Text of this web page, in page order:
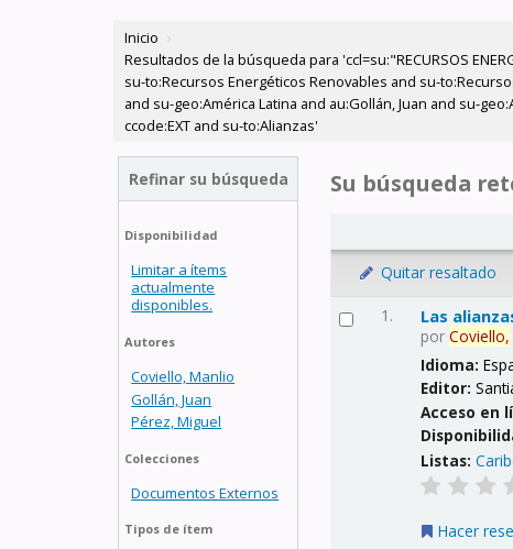
Inicio ›
Resultados de la búsqueda para 'ccl=su:"RECURSOS
su-to:Recursos Energéticos Renovables and su-
and su-geo:América Latina and au:Gollán, Juan and su-
ccode:EXT and su-to:Alianzas'
Refinar su búsqueda
Disponibilidad
Limitar a ítems
actualmente
disponibles.
Autores
Coviello, Manlio
Gollán, Juan
Pérez, Miguel
Colecciones
Documentos Externos
Tipos de ítem
Su búsqueda
Quitar resaltado
1. Las
porCoviello,
Idioma:
Editor:
Acceso en
Listas:
Hacer